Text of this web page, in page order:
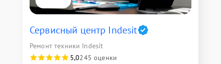
Сервисный центр Indesit
Ремонт техники Indesit
5,0245 оценки